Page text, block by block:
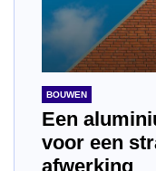
BOUWEN
Een
voor een
afwerking